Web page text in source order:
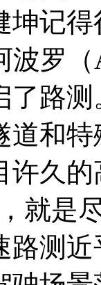
坤记
波罗
了路
道和
许久
就是
路测